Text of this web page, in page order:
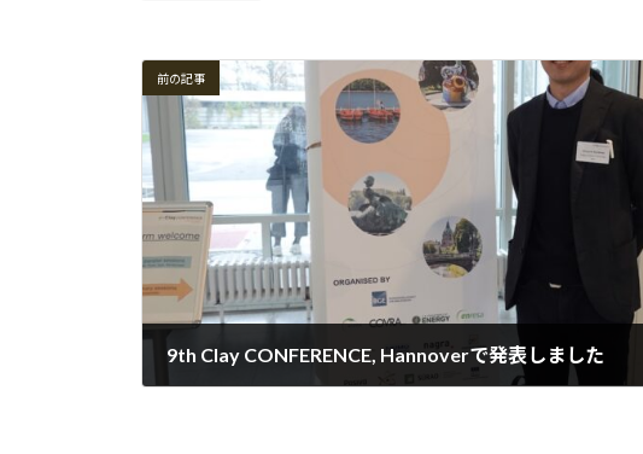
前の記事
9th Clay CONFERENCE, Hannoverで発表しました